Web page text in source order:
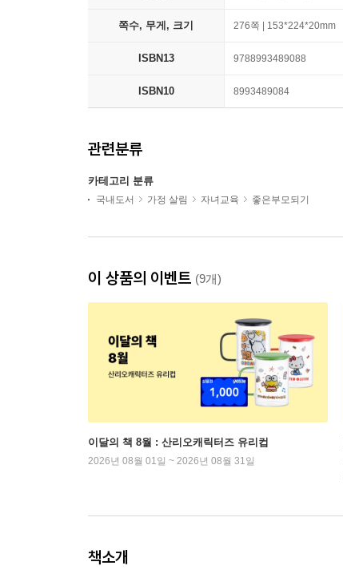
쪽수, 무게, 크기 276쪽 | 153*224*20mm
ISBN13 9788993489088
ISBN10 8993489084
관련분류
카테고리 분류
국내도서 가정 살림 자녀교육 좋은부모되기
이 상품의 이벤트 (9개)
이달의 책 8월 : 산리오캐릭터즈 유리컵
2026년 08월 01일 ~ 2026년 08월 31일
책소개